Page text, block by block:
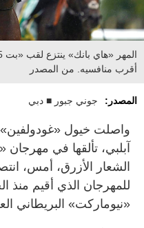
أقرب منافسيه. من المصدر
المصدر: جوني جبور ■ دبي
واصلت خيول
آبلبي، تألقها في
الشعار الأزرق، أمس،
للمهرجان الذي أقيم
«نيوماركت» البريطاني